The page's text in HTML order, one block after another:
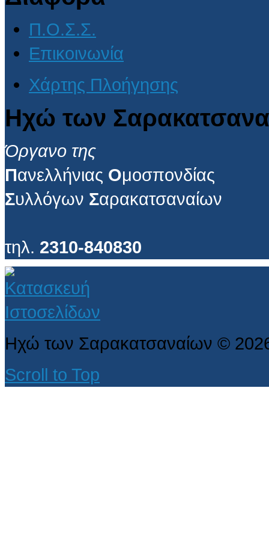
Π.Ο.Σ.Σ.
Επικοινωνία
Χάρτης Πλοήγησης
Ηχώ των
Όργανο της
Πανελλήνιας Ομοσπονδίας
Συλλόγων Σαρακατσαναίων
τηλ. 2310-840830
Ηχώ των Σαρακατσαναίων ©
Scroll to Top